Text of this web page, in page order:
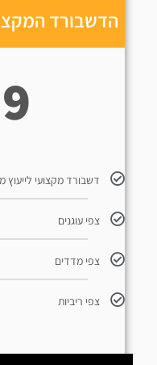
הדשבורד
דשבורד מקצועי
צפי עוגנים
צפי מדדים
צפי ריביות